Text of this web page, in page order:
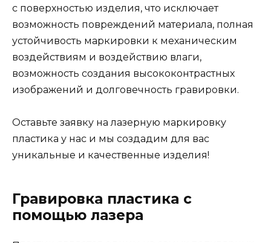
с поверхностью изделия, что исключает
возможность повреждений материала, полная
устойчивость маркировки к механическим
воздействиям и воздействию влаги,
возможность создания высококонтрастных
изображений и долговечность гравировки.
Оставьте заявку на лазерную маркировку
пластика у нас и мы создадим для вас
уникальные и качественные изделия!
Гравировка пластика с
помощью лазера